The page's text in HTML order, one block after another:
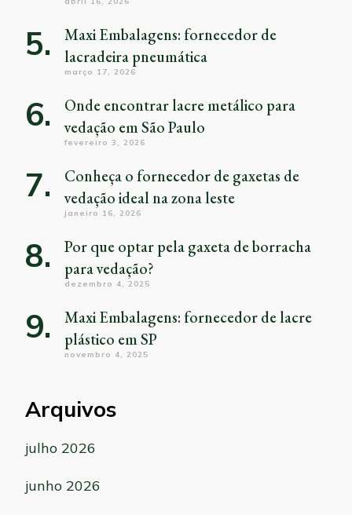
Maxi Embalagens: fornecedor de
lacradeira pneumática
março 17, 2026
Onde encontrar lacre metálico para
vedação em São Paulo
fevereiro 3, 2026
Conheça o fornecedor de gaxetas de
vedação ideal na zona leste
janeiro 16, 2026
Por que optar pela gaxeta de borracha
para vedação?
dezembro 4, 2025
Maxi Embalagens: fornecedor de lacre
plástico em SP
novembro 4, 2025
Arquivos
julho 2026
junho 2026